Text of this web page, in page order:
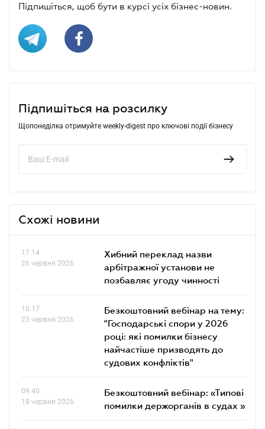
Підпишіться, щоб бути в курсі усіх бізнес-новин.
Підпишіться на розсилку
Щопонеділка отримуйте weekly-digest про ключові події бізнесу
Схожі новини
17.14
26 червня 2026
Хибний переклад назви
арбітражної установи не
позбавляє угоду чинності
10.17
23 червня 2026
Безкоштовний вебінар на тему:
"Господарські спори у 2026
році: які помилки бізнесу
найчастіше призводять до
судових конфліктів"
09.40
18 червня 2026
Безкоштовний вебінар: «Типові
помилки держорганів в судах »